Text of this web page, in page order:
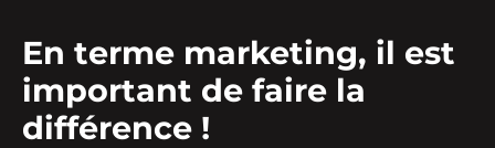
En terme marketing, il est
important de faire la
différence !